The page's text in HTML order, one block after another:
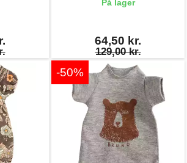
På lager
64,50 kr.
129,00 kr.
-50%